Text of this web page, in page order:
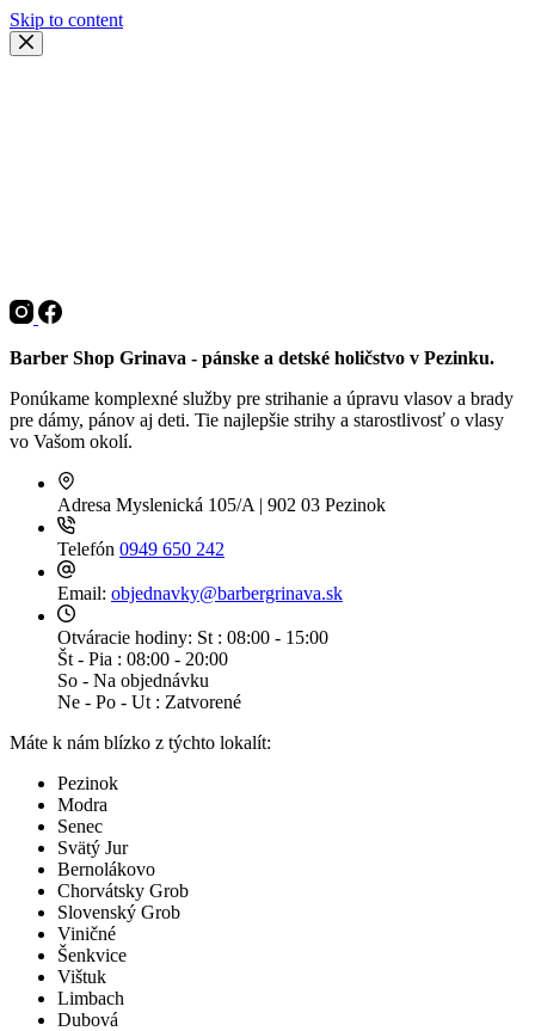
Skip to content
Barber Shop Grinava - pánske a detské holičstvo v Pezinku.
Ponúkame komplexné služby pre strihanie a úpravu vlasov a brady
pre dámy, pánov aj deti. Tie najlepšie strihy a starostlivosť o vlasy
vo Vašom okolí.
Adresa Myslenická 105/A | 902 03 Pezinok
Telefón 0949 650 242
Email: objednavky@barbergrinava.sk
Otváracie hodiny: St : 08:00 - 15:00
Št - Pia : 08:00 - 20:00
So - Na objednávku
Ne - Po - Ut : Zatvorené
Máte k nám blízko z týchto lokalít:
Pezinok
Modra
Senec
Svätý Jur
Bernolákovo
Chorvátsky Grob
Slovenský Grob
Viničné
Šenkvice
Vištuk
Limbach
Dubová